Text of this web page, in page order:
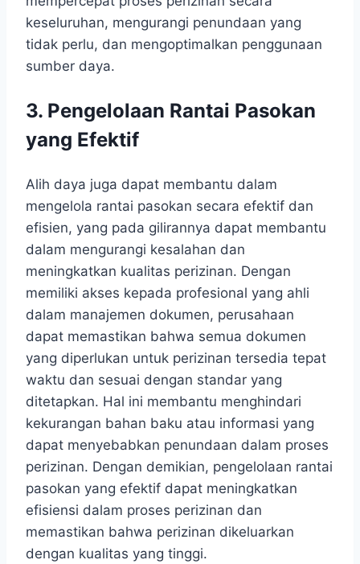
keseluruhan, mengurangi penundaan yang
tidak perlu, dan mengoptimalkan penggunaan
sumber daya.
3. Pengelolaan Rantai Pasokan
yang Efektif
Alih daya juga dapat membantu dalam
mengelola rantai pasokan secara efektif dan
efisien, yang pada gilirannya dapat membantu
dalam mengurangi kesalahan dan
meningkatkan kualitas perizinan. Dengan
memiliki akses kepada profesional yang ahli
dalam manajemen dokumen, perusahaan
dapat memastikan bahwa semua dokumen
yang diperlukan untuk perizinan tersedia tepat
waktu dan sesuai dengan standar yang
ditetapkan. Hal ini membantu menghindari
kekurangan bahan baku atau informasi yang
dapat menyebabkan penundaan dalam proses
perizinan. Dengan demikian, pengelolaan rantai
pasokan yang efektif dapat meningkatkan
efisiensi dalam proses perizinan dan
memastikan bahwa perizinan dikeluarkan
dengan kualitas yang tinggi.